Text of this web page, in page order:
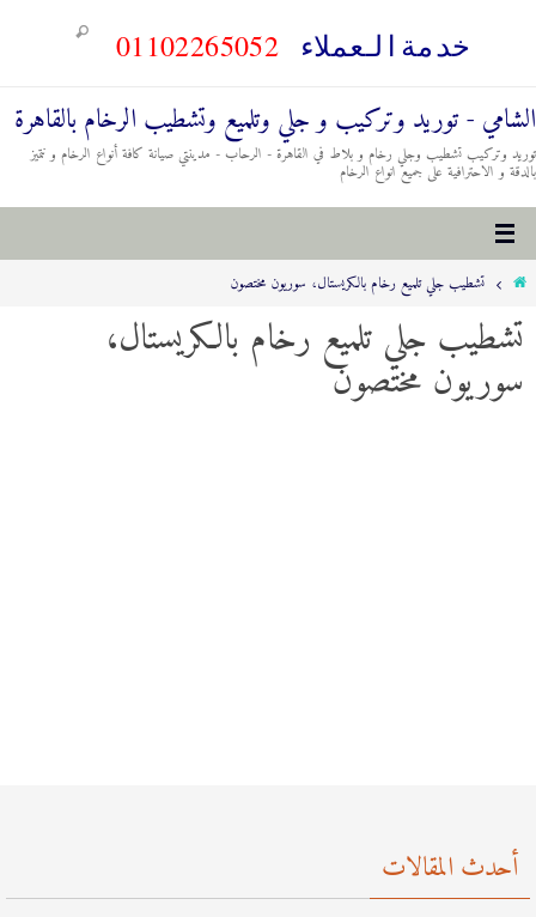
خدمةالعملاء 01102265052
الشامي - توريد وتركيب و جلي وتلميع وتشطيب الرخام بالقاهرة
توريد وتركيب تشطيب وجلي رخام و بلاط في القاهرة - الرحاب - مدينتي صيانة كافة أنواع الرخام و نتميز
بالدقة و الاحترافية على جميع انواع الرخام
تشطيب جلي تلميع رخام بالكريستال، سوريون مختصون
تشطيب جلي تلميع رخام بالكريستال،
سوريون مختصون
أحدث المقالات